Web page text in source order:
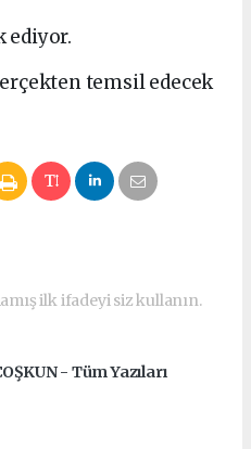
ediyor.
temsil edecek
ilk ifadeyi siz kullanın.
- Tüm Yazıları